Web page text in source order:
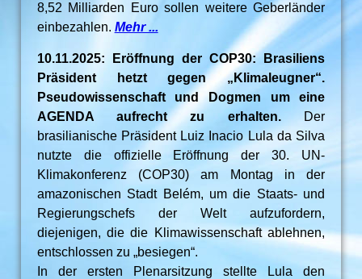
8,52 Milliarden Euro sollen weitere Geberländer
einbezahlen. Mehr ...
10.11.2025: Eröffnung der COP30: Brasiliens
Präsident hetzt gegen „Klimaleugner“.
Pseudowissenschaft und Dogmen um eine
AGENDA aufrecht zu erhalten. Der
brasilianische Präsident Luiz Inacio Lula da Silva
nutzte die offizielle Eröffnung der 30. UN-
Klimakonferenz (COP30) am Montag in der
amazonischen Stadt Belém, um die Staats- und
Regierungschefs der Welt aufzufordern,
diejenigen, die die Klimawissenschaft ablehnen,
entschlossen zu „besiegen“.
In der ersten Plenarsitzung stellte Lula den